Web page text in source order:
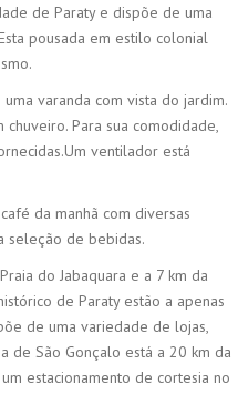
de Paraty e dispõe de uma
pousada em estilo colonial
varanda com vista do jardim.
Para sua comodidade,
ventilador está
da manhã com diversas
seleção de bebidas.
do Jabaquara e a 7 km da
de Paraty estão a apenas
de uma variedade de lojas,
de São Gonçalo está a 20 km da
estacionamento de cortesia no